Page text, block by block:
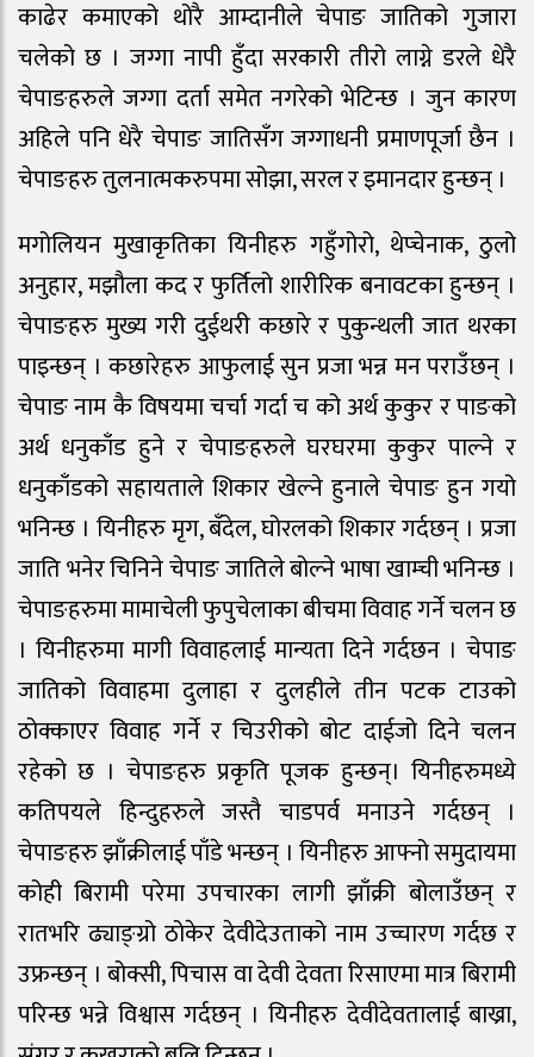
काढेर कमाएको थोरै आम्दानीले चेपाङ जातिको गुजारा
चलेको छ । जग्गा नापी हुँदा सरकारी तीरो लाग्ने डरले धेरै
चेपाङहरुले जग्गा दर्ता समेत नगरेको भेटिन्छ । जुन कारण
अहिले पनि धेरै चेपाङ जातिसँग जग्गाधनी प्रमाणपूर्जा छैन ।
चेपाङहरु तुलनात्मकरुपमा सोझा, सरल र इमानदार हुन्छन् ।
मगोलियन मुखाकृतिका यिनीहरु गहुँगोरो, थेप्चेनाक, ठुलो
अनुहार, मझौला कद र फुर्तिलो शारीरिक बनावटका हुन्छन् ।
चेपाङहरु मुख्य गरी दुईथरी कछारे र पुकुन्थली जात थरका
पाइन्छन् । कछारेहरु आफुलाई सुन प्रजा भन्न मन पराउँछन् ।
चेपाङ नाम कै विषयमा चर्चा गर्दा च को अर्थ कुकुर र पाङको
अर्थ धनुकाँड हुने र चेपाङहरुले घरघरमा कुकुर पाल्ने र
धनुकाँडको सहायताले शिकार खेल्ने हुनाले चेपाङ हुन गयो
भनिन्छ । यिनीहरु मृग, बँदेल, घोरलको शिकार गर्दछन् । प्रजा
जाति भनेर चिनिने चेपाङ जातिले बोल्ने भाषा खाम्ची भनिन्छ ।
चेपाङहरुमा मामाचेली फुपुचेलाका बीचमा विवाह गर्ने चलन छ
। यिनीहरुमा मागी विवाहलाई मान्यता दिने गर्दछन । चेपाङ
जातिको विवाहमा दुलाहा र दुलहीले तीन पटक टाउको
ठोक्काएर विवाह गर्ने र चिउरीको बोट दाईजो दिने चलन
रहेको छ । चेपाङहरु प्रकृति पूजक हुन्छन्। यिनीहरुमध्ये
कतिपयले हिन्दुहरुले जस्तै चाडपर्व मनाउने गर्दछन् ।
चेपाङहरु झाँक्रीलाई पाँडे भन्छन् । यिनीहरु आफ्नो समुदायमा
कोही बिरामी परेमा उपचारका लागी झाँक्री बोलाउँछन् र
रातभरि ढ्याङ्ग्रो ठोकेर देवीदेउताको नाम उच्चारण गर्दछ र
उफ्रन्छन् । बोक्सी, पिचास वा देवी देवता रिसाएमा मात्र बिरामी
परिन्छ भन्ने विश्वास गर्दछन् । यिनीहरु देवीदेवतालाई बाख्रा,